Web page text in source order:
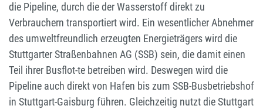
die Pipeline, durch die der Wasserstoff direkt zu
Verbrauchern transportiert wird. Ein wesentlicher Abnehmer
des umweltfreundlich erzeugten Energieträgers wird die
Stuttgarter Straßenbahnen AG (SSB) sein, die damit einen
Teil ihrer Busflot-te betreiben wird. Deswegen wird die
Pipeline auch direkt von Hafen bis zum SSB-Busbetriebshof
in Stuttgart-Gaisburg führen. Gleichzeitig nutzt die Stuttgart